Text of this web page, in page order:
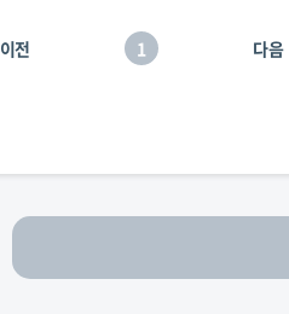
이전 1 다음